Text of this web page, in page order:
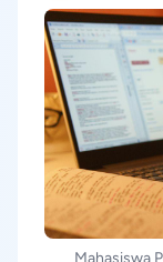
Mahasiswa